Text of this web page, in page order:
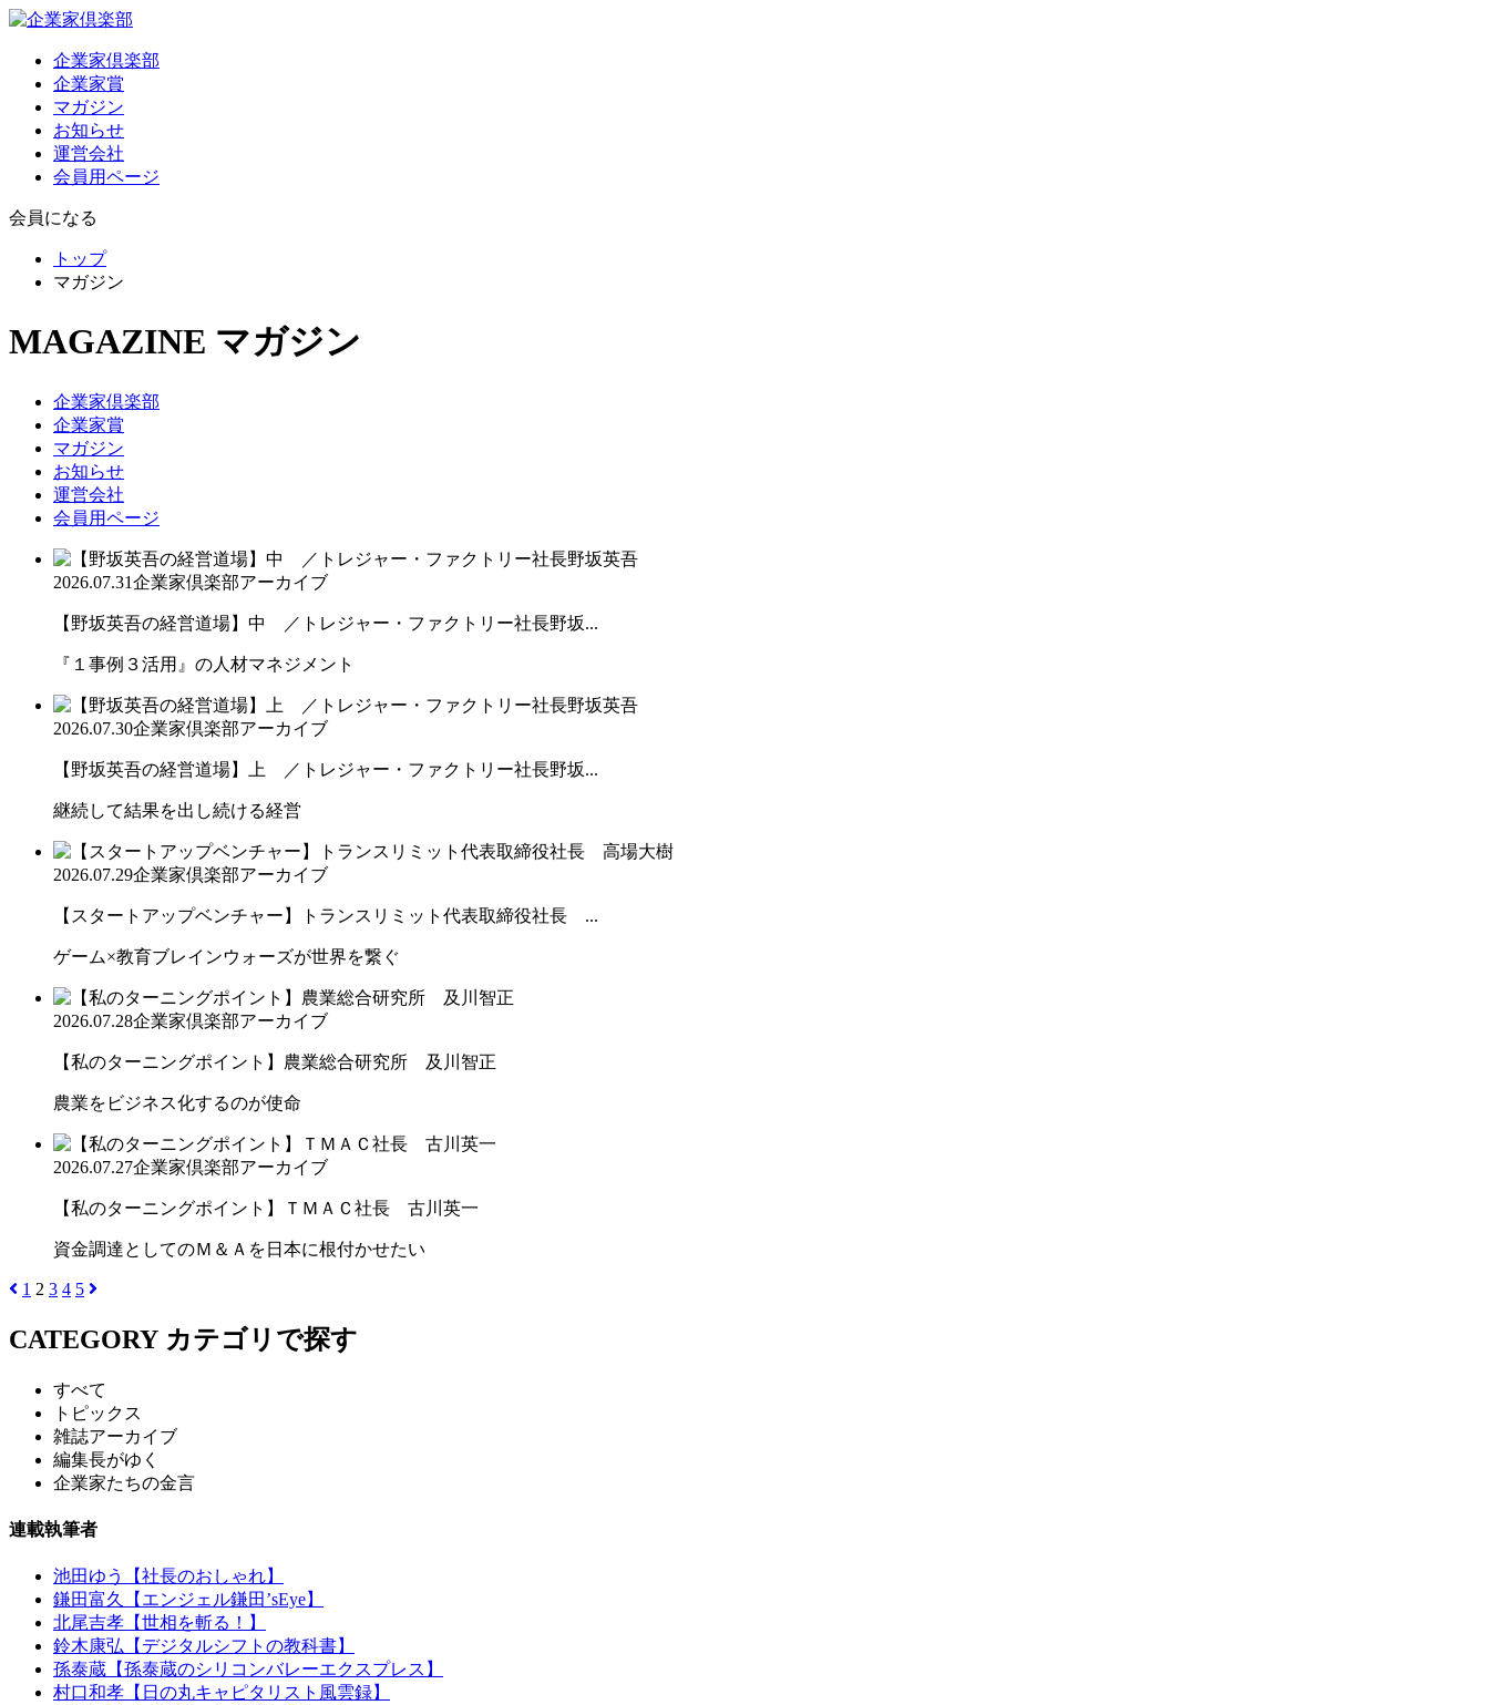
企業家倶楽部
企業家賞
マガジン
お知らせ
運営会社
会員用ページ
会員になる
トップ
マガジン
MAGAZINE マガジン
企業家倶楽部
企業家賞
マガジン
お知らせ
運営会社
会員用ページ
2026.07.31企業家倶楽部アーカイブ
【野坂英吾の経営道場】中 ／トレジャー・ファクトリー社長野坂...
『１事例３活用』の人材マネジメント
2026.07.30企業家倶楽部アーカイブ
【野坂英吾の経営道場】上 ／トレジャー・ファクトリー社長野坂...
継続して結果を出し続ける経営
2026.07.29企業家倶楽部アーカイブ
【スタートアップベンチャー】トランスリミット代表取締役社長 ...
ゲーム×教育ブレインウォーズが世界を繋ぐ
2026.07.28企業家倶楽部アーカイブ
【私のターニングポイント】農業総合研究所 及川智正
農業をビジネス化するのが使命
2026.07.27企業家倶楽部アーカイブ
【私のターニングポイント】ＴＭＡＣ社長 古川英一
資金調達としてのＭ＆Ａを日本に根付かせたい
1 2 3 4 5
CATEGORY カテゴリで探す
すべて
トピックス
雑誌アーカイブ
編集長がゆく
企業家たちの金言
連載執筆者
池田ゆう【社長のおしゃれ】
鎌田富久【エンジェル鎌田’sEye】
北尾吉孝【世相を斬る！】
鈴木康弘【デジタルシフトの教科書】
孫泰蔵【孫泰蔵のシリコンバレーエクスプレス】
村口和孝【日の丸キャピタリスト風雲録】